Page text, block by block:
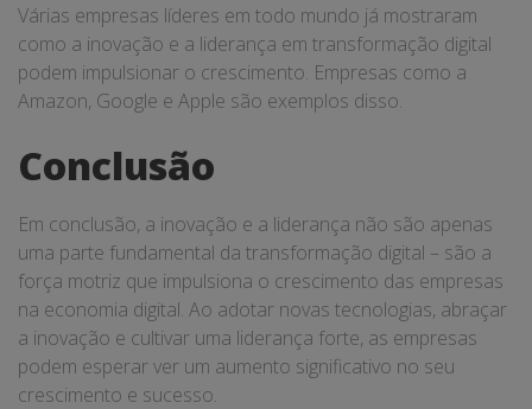
Várias empresas líderes em todo mundo já mostraram
como a inovação e a liderança em transformação digital
podem impulsionar o crescimento. Empresas como a
Amazon, Google e Apple são exemplos disso.
Conclusão
Em conclusão, a inovação e a liderança não são apenas
uma parte fundamental da transformação digital – são a
força motriz que impulsiona o crescimento das empresas
na economia digital. Ao adotar novas tecnologias, abraçar
a inovação e cultivar uma liderança forte, as empresas
podem esperar ver um aumento significativo no seu
crescimento e sucesso.